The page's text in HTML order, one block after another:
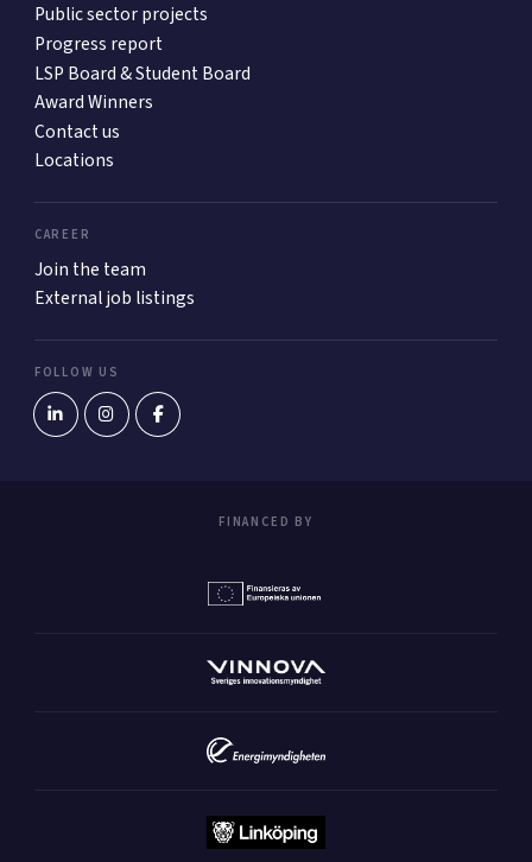
Public sector projects
Progress report
LSP Board & Student Board
Award Winners
Contact us
Locations
CAREER
Join the team
External job listings
FOLLOW US
FINANCED BY